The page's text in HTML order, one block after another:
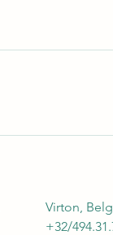
Virton,
+32/